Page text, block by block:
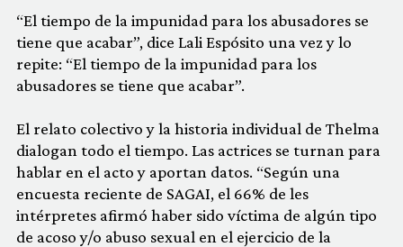
“El tiempo de la impunidad para los abusadores se
tiene que acabar”, dice Lali Espósito una vez y lo
repite: “El tiempo de la impunidad para los
abusadores se tiene que acabar”.
El relato colectivo y la historia individual de Thelma
dialogan todo el tiempo. Las actrices se turnan para
hablar en el acto y aportan datos. “Según una
encuesta reciente de SAGAI, el 66% de les
intérpretes afirmó haber sido víctima de algún tipo
de acoso y/o abuso sexual en el ejercicio de la